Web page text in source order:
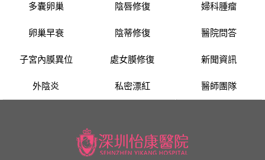
多囊卵巢
卵巢早衰
子宮內膜異位
外陰炎
陰唇修復
陰蒂修復
處女膜修復
私密漂紅
婦科腫瘤
醫院問答
新聞資訊
醫師團隊